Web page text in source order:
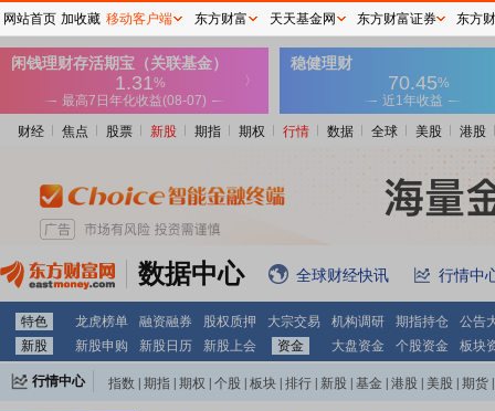
财经 焦点 股票 新股 期指 期权 行情 数据 全球 美股 港股
数据中心 全球财经快讯 行情中
特色 龙虎榜单 融资融券 股权质押 大宗交易 机构调研 期指持仓
公告
新股
新股申购 新股日历 新股上会 资金 大盘资金 个股资金 板块
行情中心 指数 期指 期权 个股 板块 排行 新股 基金 港股 美股 期货
网站首页 加收藏 移动客户端 东方财富 天天基金网 东方财富证券 东方